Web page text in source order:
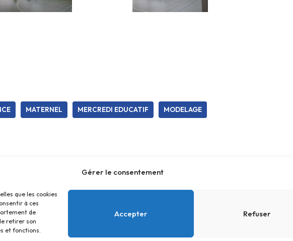
Gérer le consentement
que les cookies
à ces
de
retirer son
et fonctions.
Accepter Refuser
MATERNEL MERCREDI EDUCATIF MODELAGE
Accueil Contact Confidentialité